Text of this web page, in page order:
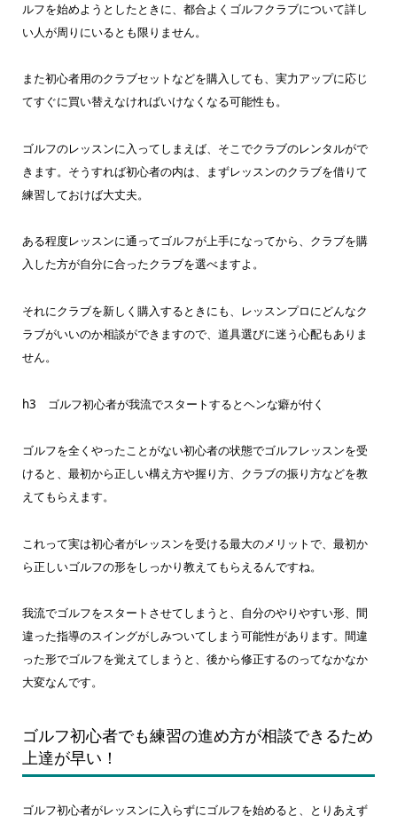
ルフを始めようとしたときに、都合よくゴルフクラブについて詳し
い人が周りにいるとも限りません。
また初心者用のクラブセットなどを購入しても、実力アップに応じ
てすぐに買い替えなければいけなくなる可能性も。
ゴルフのレッスンに入ってしまえば、そこでクラブのレンタルがで
きます。そうすれば初心者の内は、まずレッスンのクラブを借りて
練習しておけば大丈夫。
ある程度レッスンに通ってゴルフが上手になってから、クラブを購
入した方が自分に合ったクラブを選べますよ。
それにクラブを新しく購入するときにも、レッスンプロにどんなク
ラブがいいのか相談ができますので、道具選びに迷う心配もありま
せん。
h3 ゴルフ初心者が我流でスタートするとヘンな癖が付く
ゴルフを全くやったことがない初心者の状態でゴルフレッスンを受
けると、最初から正しい構え方や握り方、クラブの振り方などを教
えてもらえます。
これって実は初心者がレッスンを受ける最大のメリットで、最初か
ら正しいゴルフの形をしっかり教えてもらえるんですね。
我流でゴルフをスタートさせてしまうと、自分のやりやすい形、間
違った指導のスイングがしみついてしまう可能性があります。間違
った形でゴルフを覚えてしまうと、後から修正するのってなかなか
大変なんです。
ゴルフ初心者でも練習の進め方が相談できるため
上達が早い！
ゴルフ初心者がレッスンに入らずにゴルフを始めると、とりあえず